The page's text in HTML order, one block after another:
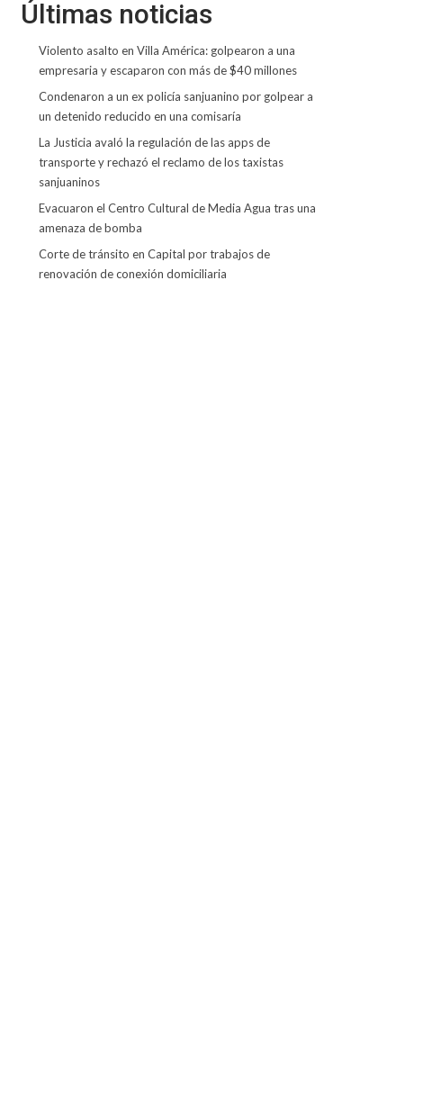
Últimas noticias
Violento asalto en Villa América: golpearon a una
empresaria y escaparon con más de $40 millones
Condenaron a un ex policía sanjuanino por golpear a
un detenido reducido en una comisaría
La Justicia avaló la regulación de las apps de
transporte y rechazó el reclamo de los taxistas
sanjuaninos
Evacuaron el Centro Cultural de Media Agua tras una
amenaza de bomba
Corte de tránsito en Capital por trabajos de
renovación de conexión domiciliaria